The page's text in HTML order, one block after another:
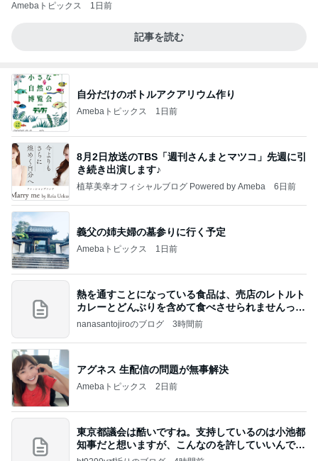
Amebaトピックス 1日前
記事を読む
自分だけのボトルアクアリウム作り
Amebaトピックス 1日前
8月2日放送のTBS「週刊さんまとマツコ」先週に引
き続き出演します♪
植草美幸オフィシャルブログ Powered by Ameba 6日前
義父の姉夫婦の墓参りに行く予定
Amebaトピックス 1日前
熱を通すことになっている食品は、売店のレトルト
カレーとどんぶりを含めて食べさせられませんっ
て、男
nanasantojiroのブログ 3時間前
アグネス 生配信の問題が無事解決
Amebaトピックス 2日前
東京都議会は酷いですね。支持しているのは小池都
知事だと想いますが、こんなのを許していいんです
か？